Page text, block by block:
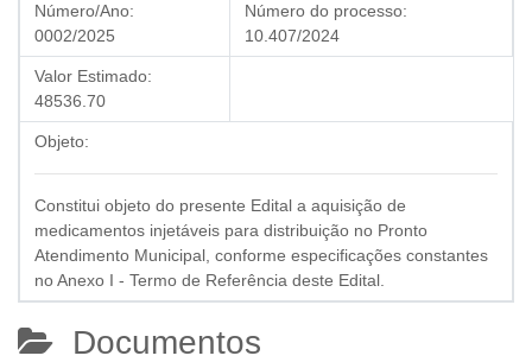
Número/Ano:
0002/2025
Número do processo:
10.407/2024
Valor Estimado:
48536.70
Objeto:
Constitui objeto do presente Edital a aquisição de
medicamentos injetáveis para distribuição no Pronto
Atendimento Municipal, conforme especificações constantes
no Anexo I - Termo de Referência deste Edital.
Documentos